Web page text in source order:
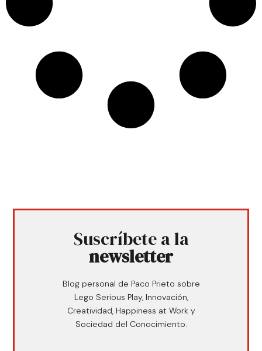
Suscríbete a la
newsletter
Blog personal de Paco Prieto sobre
Lego Serious Play, Innovación,
Creatividad, Happiness at Work y
Sociedad del Conocimiento.